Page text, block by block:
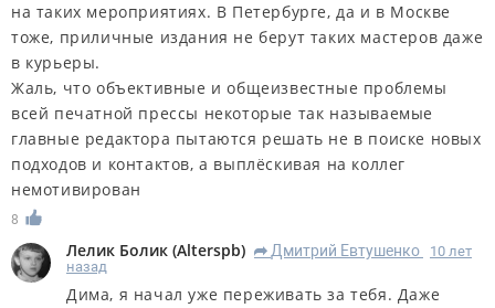
на таких мероприятиях. В Петербурге, да и в Москве
тоже, приличные издания не берут таких мастеров даже
в курьеры.
Жаль, что объективные и общеизвестные проблемы
всей печатной прессы некоторые так называемые
главные редактора пытаются решать не в поиске новых
подходов и контактов, а выплёскивая на коллег
немотивирован
8
Лелик Болик (Alterspb) R Дмитрий Евтушенко
10 лет
назад
Дима, я начал уже переживать за тебя. Даже